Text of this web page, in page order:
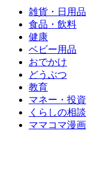
雑貨・日用品
食品・飲料
健康
ベビー用品
おでかけ
どうぶつ
教育
マネー・投資
くらしの相談
ママコマ漫画